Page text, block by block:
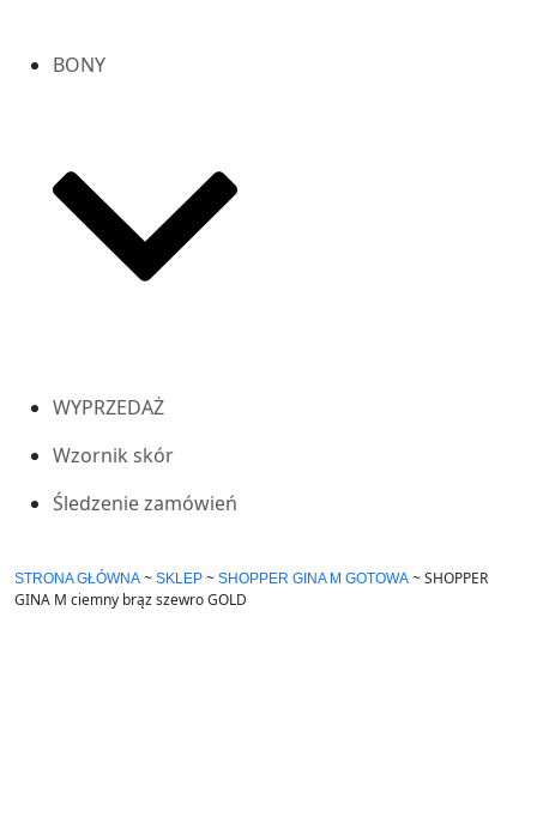
BONY
WYPRZEDAŻ
Wzornik skór
Śledzenie zamówień
STRONA GŁÓWNA ~ SKLEP ~ SHOPPER GINA M GOTOWA ~SHOPPER
GINA M ciemny brąz szewro GOLD